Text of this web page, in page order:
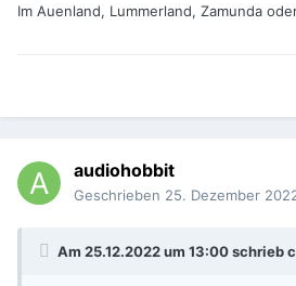
Im Auenland, Lummerland, Zamunda
audiohobbit
Geschrieben 25. Dezember
Am 25.12.2022 um 13:00 schrieb